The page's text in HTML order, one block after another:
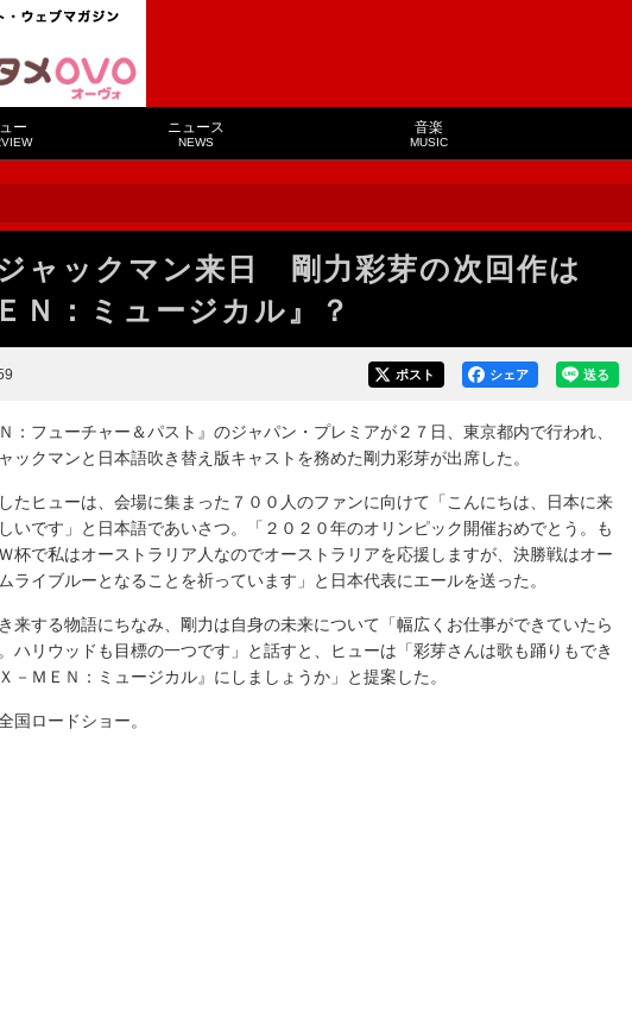
ー ニュース
NEWS
音楽
MUSIC
ャックマン来日 剛力彩芽の次回作は
Ｎ：ミュージカル』？
送る
シェア
ポスト
：フューチャー＆パスト』のジャパン・プレミアが２７日、東京都内で行われ、
ックマンと日本語吹き替え版キャストを務めた剛力彩芽が出席した。
たヒューは、会場に集まった７００人のファンに向けて「こんにちは、日本に来
いです」と日本語であいさつ。「２０２０年のオリンピック開催おめでとう。も
杯で私はオーストラリア人なのでオーストラリアを応援しますが、決勝戦はオー
ライブルーとなることを祈っています」と日本代表にエールを送った。
来する物語にちなみ、剛力は自身の未来について「幅広くお仕事ができていたら
ハリウッドも目標の一つです」と話すと、ヒューは「彩芽さんは歌も踊りもでき
－ＭＥＮ：ミュージカル』にしましょうか」と提案した。
国ロードショー。